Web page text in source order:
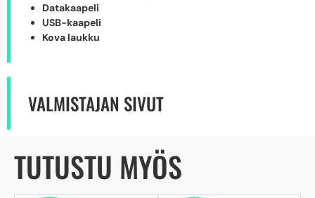
Datakaapeli
USB-kaapeli
Kova laukku
VALMISTAJAN SIVUT
TUTUSTU MYÖS